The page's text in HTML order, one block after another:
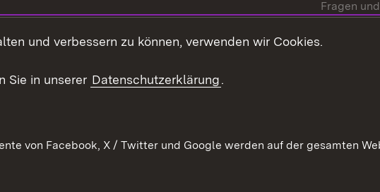
Fragen
und verbessern zu können, verwenden wir Cookies.
Sie in unserer Datenschutzerklärung.
von Facebook, X / Twitter und Google werden auf der gesamten